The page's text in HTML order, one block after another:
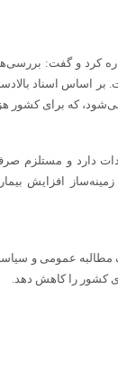
کرد و گفت:
بر اساس اسناد
که برای کشور
دارد و
افزایش
مطالبه عمومی و
کشور را کاهش دهد.